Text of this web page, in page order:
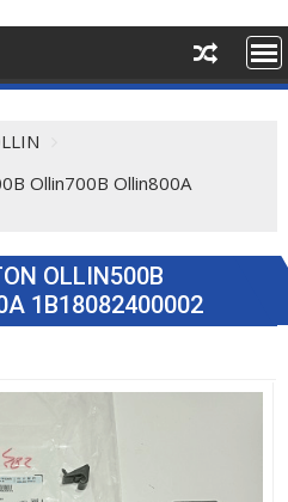
Ollin700B Ollin800A
OLLIN500B
1B18082400002